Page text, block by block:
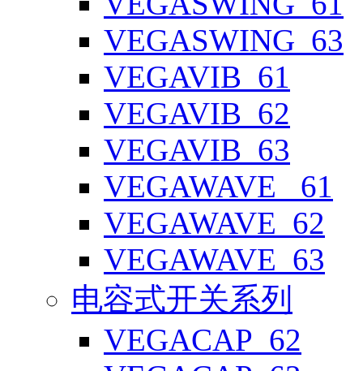
VEGASWING_63
VEGAVIB_61
VEGAVIB_62
VEGAVIB_63
VEGAWAVE _61
VEGAWAVE_62
VEGAWAVE_63
电容式开关系列
VEGACAP_62